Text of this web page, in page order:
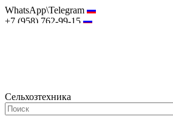
WhatsApp\Telegram
+7 (958) 762-99-15
Сельхозтехника